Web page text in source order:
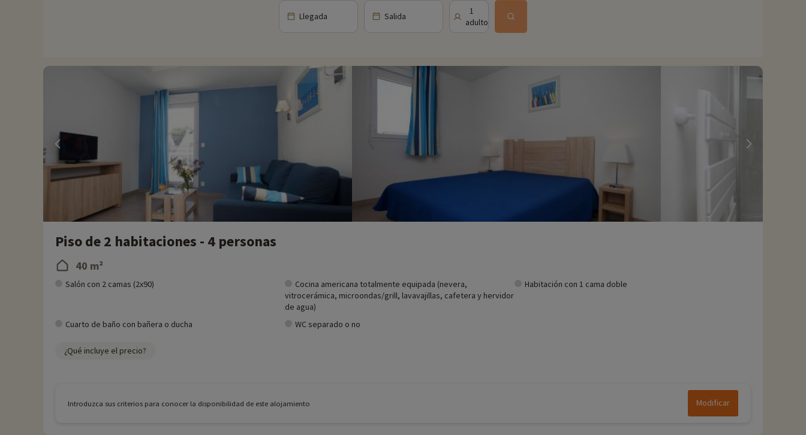
Llegada Salida 1
Piso de 2 habitaciones - 4 personas
40 m²
Salón con 2 camas (2x90)
Cocina americana totalmente equipada (nevera,
vitrocerámica, microondas/grill, lavavajillas, cafetera y hervidor
de agua)
Habitación con 1 cama doble
Cuarto de baño con bañera o ducha WC separado o no
¿Qué incluye el precio?
Introduzca sus criterios para conocer la disponibilidad de este alojamiento Modificar